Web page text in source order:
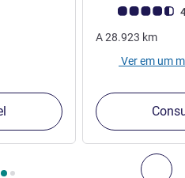
estabelecimentos nas
estabelecimentos nas
Classificação
A28.923 km
Ver em um